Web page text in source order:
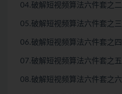
04.破解短视频算法六件套之二
05.破解短视频算法六件套之三
06.破解短视频算法六件套之四
07.破解短视频算法六件套之五
08.破解短视频算法六件套之六